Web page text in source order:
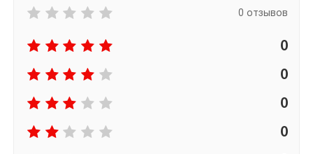
0 отзывов
0
0
0
0